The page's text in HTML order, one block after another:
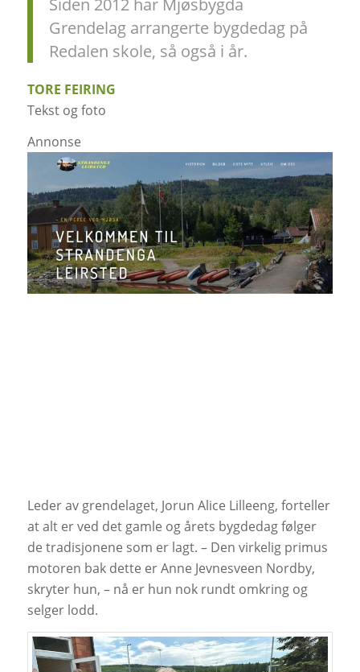
Grendelag arrangerte bygdedag på
Redalen skole, så også i år.
TORE FEIRING
Tekst og foto
Annonse
Leder av grendelaget, Jorun Alice Lilleeng, forteller
at alt er ved det gamle og årets bygdedag følger
de tradisjonene som er lagt. – Den virkelig primus
motoren bak dette er Anne Jevnesveen Nordby,
skryter hun, – nå er hun nok rundt omkring og
selger lodd.